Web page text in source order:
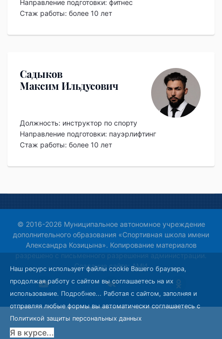
Направление подготовки: фитнес
Стаж работы: более 10 лет
Садыков
Максим Ильдусович
Должность: инструктор по спорту
Направление подготовки: пауэрлифтинг
Стаж работы: более 10 лет
© 2016-2026 Муниципальное автономное учреждение
дополнительного образования «Спортивная школа имени
Александра Козицына». Копирование материалов
разрешено с письменного разрешения администрации.
Создание сайта:АМИ
Наш ресурс использует файлы cookie Вашего браузера,
продолжая работу с сайтом вы соглашаетесь на их
использование. Подробнее... Работая с сайтом, заполняя и
отправляя любые формы вы автоматически соглашаетесь с
Политикой защиты персональных данных
Я в курсе...